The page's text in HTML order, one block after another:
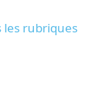
les rubriques